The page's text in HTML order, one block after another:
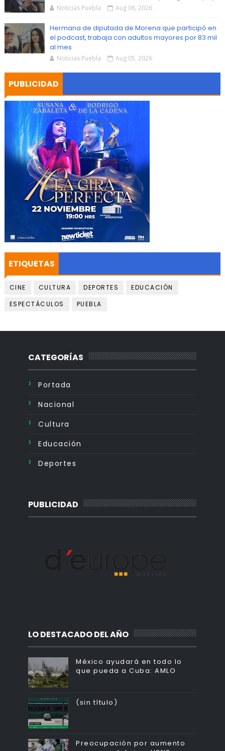
Noticias Puebla Aug 06, 2026
Hermana de diputada de Morena que participó en
el podcast, trabaja con adultos mayores por 83 mil
al mes
Noticias Puebla Aug 05, 2026
PUBLICIDAD
ETIQUETAS
CINE CULTURA DEPORTES
EDUCACIÓN
ESPECTÁCULOS
PUEBLA
CATEGORÍAS
Portada
Nacional
Cultura
Educación
Deportes
PUBLICIDAD
LO DESTACADO DEL AÑO
México ayudará en todo lo
que pueda a Cuba: AMLO
(sin título)
Preocupación por aumento